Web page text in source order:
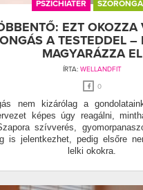
PSZICHIÁTER
EZT OKOZZA
A TESTEDDEL –
MAGYARÁZZA EL
ÍRTA: WELLANDFIT
0
nem kizárólag a
képes úgy reagálni,
szívverés,
is jelentkezhet, pedig elsőre
lelki okokra.